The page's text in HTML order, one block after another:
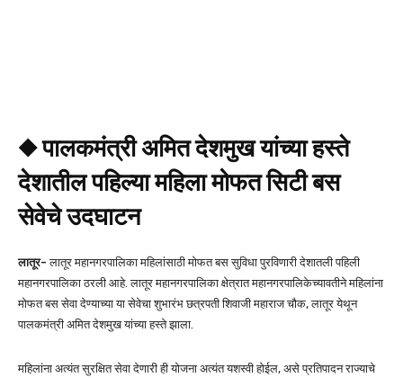
◆ पालकमंत्री अमित देशमुख यांच्या हस्ते
देशातील पहिल्या महिला मोफत सिटी बस
सेवेचे उदघाटन
लातूर-लातूर महानगरपालिका महिलांसाठी मोफत बस सुविधा पुरविणारी देशातली पहिली
महानगरपालिका ठरली आहे. लातूर महानगरपालिका क्षेत्रात महानगरपालिकेच्यावतीने महिलांना
मोफत बस सेवा देण्याच्या या सेवेचा शुभारंभ छत्रपती शिवाजी महाराज चौक, लातूर येथून
पालकमंत्री अमित देशमुख यांच्या हस्ते झाला.
महिलांना अत्यंत सुरक्षित सेवा देणारी ही योजना अत्यंत यशस्वी होईल, असे प्रतिपादन राज्याचे